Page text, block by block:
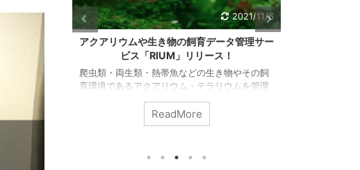
管理サー
やその飼
ムを管理
プリ
利用するメ
の目標など
2021/6/13
夜桜メダカの特徴・作出方法から飼育・繁殖
方法まで解説
多数のラメと藍色、柿色、ピンク等が混ざった
鮮やかな体色が魅力的な改良メダカ「夜桜メダ
伝的な形質・表現型や、飼育方法・繁殖方法を
紹介します。黄幹之や女雛等の関連品種も紹介
ReadMore